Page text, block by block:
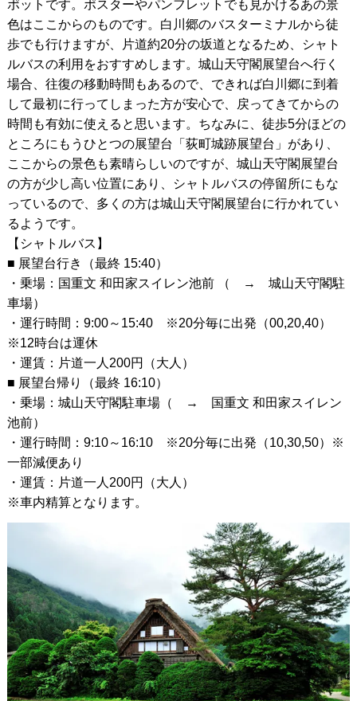
ポットです。ポスターやパンフレットでも見かけるあの景
色はここからのものです。白川郷のバスターミナルから徒
歩でも行けますが、片道約20分の坂道となるため、シャト
ルバスの利用をおすすめします。城山天守閣展望台へ行く
場合、往復の移動時間もあるので、できれば白川郷に到着
して最初に行ってしまった方が安心で、戻ってきてからの
時間も有効に使えると思います。ちなみに、徒歩5分ほどの
ところにもうひとつの展望台「荻町城跡展望台」があり、
ここからの景色も素晴らしいのですが、城山天守閣展望台
の方が少し高い位置にあり、シャトルバスの停留所にもな
っているので、多くの方は城山天守閣展望台に行かれてい
るようです。
【シャトルバス】
■ 展望台行き（最終 15:40）
・乗場：国重文 和田家スイレン池前 （ → 城山天守閣駐
車場）
・運行時間：9:00～15:40 ※20分毎に出発（00,20,40）
※12時台は運休
・運賃：片道一人200円（大人）
■ 展望台帰り（最終 16:10）
・乗場：城山天守閣駐車場（ → 国重文 和田家スイレン
池前）
・運行時間：9:10～16:10 ※20分毎に出発（10,30,50）※
一部減便あり
・運賃：片道一人200円（大人）
※車内精算となります。